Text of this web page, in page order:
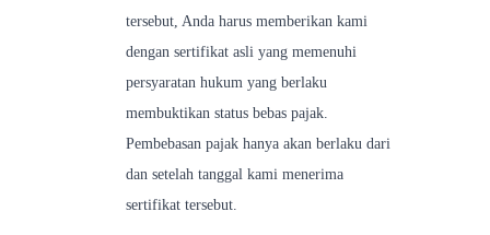
tersebut, Anda harus memberikan kami
dengan sertifikat asli yang memenuhi
persyaratan hukum yang berlaku
membuktikan status bebas pajak.
Pembebasan pajak hanya akan berlaku dari
dan setelah tanggal kami menerima
sertifikat tersebut.